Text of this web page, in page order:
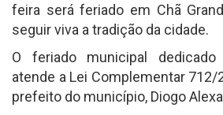
feira será feriado em Chã
seguir viva a tradição da cidade.
O feriado municipal
atende a Lei Complementar 712/
prefeito do município, Diogo